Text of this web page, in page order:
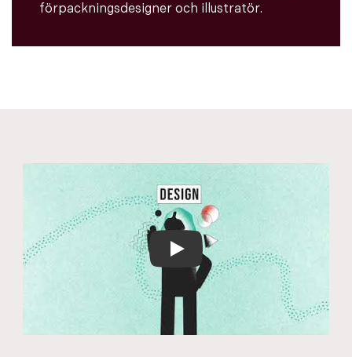
förpackningsdesigner och illustratör.
Play Video